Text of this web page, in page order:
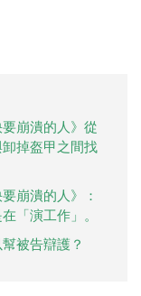
崩潰的人》從
掉盔甲之間找
崩潰的人》：
「演工作」。
被告辯護？